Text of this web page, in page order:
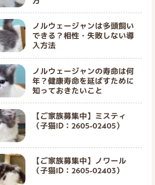
ノルウェージャンは多頭飼い
できる？相性・失敗しない導
入方法
ノルウェージャンの寿命は何
年？健康寿命を延ばすために
知っておきたいこと
【ご家族募集中】ミスティ
（子猫ID：2605-02405）
【ご家族募集中】ノワール
（子猫ID：2605-02403）